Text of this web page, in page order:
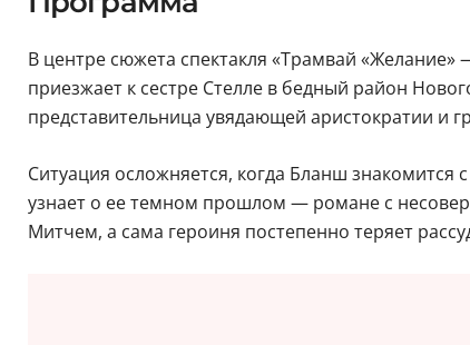
В центре сюжета спектакля «Трамвай
приезжает к сестре Стелле в бедный район
представительница увядающей аристократии и
Ситуация осложняется, когда Бланш
узнает о ее темном прошлом — романе с
Митчем, а сама героиня постепенно теряет